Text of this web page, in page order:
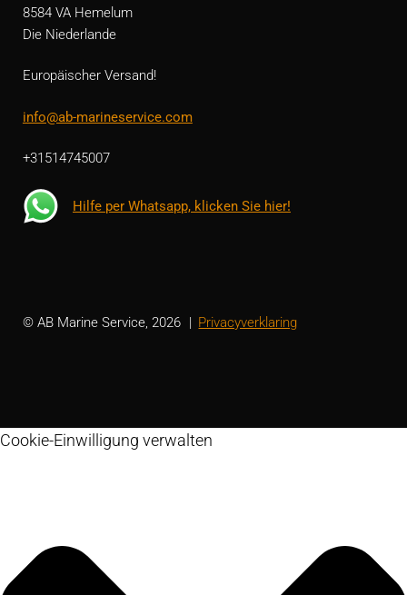
8584 VA Hemelum
Die Niederlande
Europäischer Versand!
info@ab-marineservice.com
+31514745007
Hilfe per Whatsapp, klicken Sie hier!
© AB Marine Service, 2026 Privacyverklaring
Cookie-Einwilligung verwalten